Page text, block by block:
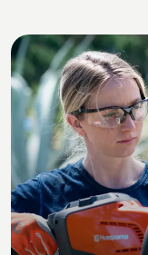
Alle
Produkte